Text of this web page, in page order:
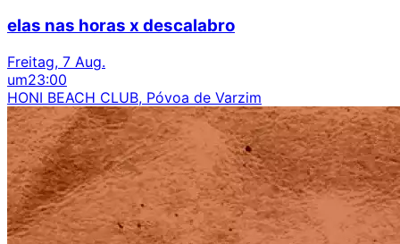
elas nas horas x descalabro
Freitag, 7 Aug.
um23:00
HONI BEACH CLUB, Póvoa de Varzim